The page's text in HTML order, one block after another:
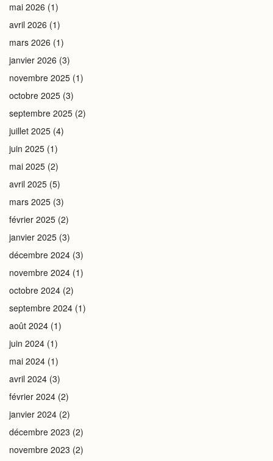
mai 2026 (1)
avril 2026 (1)
mars 2026 (1)
janvier 2026 (3)
novembre 2025 (1)
octobre 2025 (3)
septembre 2025 (2)
juillet 2025 (4)
juin 2025 (1)
mai 2025 (2)
avril 2025 (5)
mars 2025 (3)
février 2025 (2)
janvier 2025 (3)
décembre 2024 (3)
novembre 2024 (1)
octobre 2024 (2)
septembre 2024 (1)
août 2024 (1)
juin 2024 (1)
mai 2024 (1)
avril 2024 (3)
février 2024 (2)
janvier 2024 (2)
décembre 2023 (2)
novembre 2023 (2)